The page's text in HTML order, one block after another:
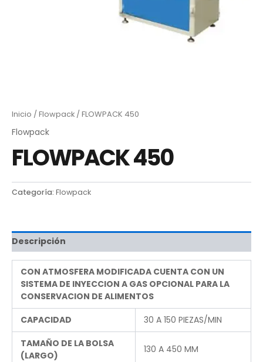
Inicio /Flowpack / FLOWPACK 450
Flowpack
FLOWPACK 450
Categoría: Flowpack
Descripción
CON ATMOSFERA MODIFICADA CUENTA CON UN
SISTEMA DE INYECCION A GAS OPCIONAL PARA LA
CONSERVACION DE ALIMENTOS
CAPACIDAD
30 A 150 PIEZAS/MIN
TAMAÑO DE LA BOLSA
(LARGO)
130 A 450 MM